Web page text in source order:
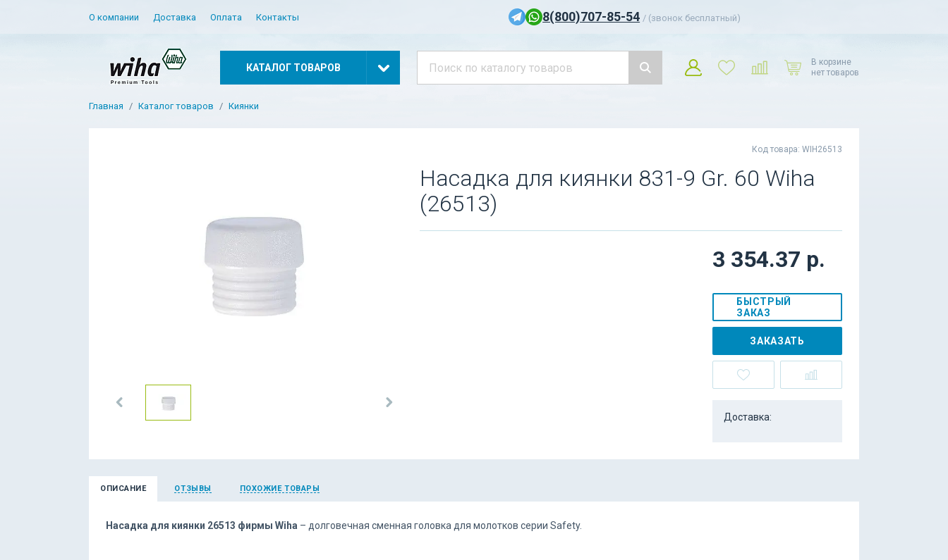
О компании Доставка Оплата Контакты 8(800)707-85-54 / (звонок бесплатный)
КАТАЛОГ ТОВАРОВ
В корзине
нет товаров
Главная Каталог товаров Киянки
Код товара: WIH26513
Насадка для киянки 831-9 Gr. 60 Wiha
(26513)
3 354.37 р.
БЫСТРЫЙ
ЗАКАЗ
ЗАКАЗАТЬ
Доставка:
ОПИСАНИЕ ОТЗЫВЫ ПОХОЖИЕ ТОВАРЫ
Насадка для киянки 26513 фирмы Wiha – долговечная сменная головка для молотков серии Safety.